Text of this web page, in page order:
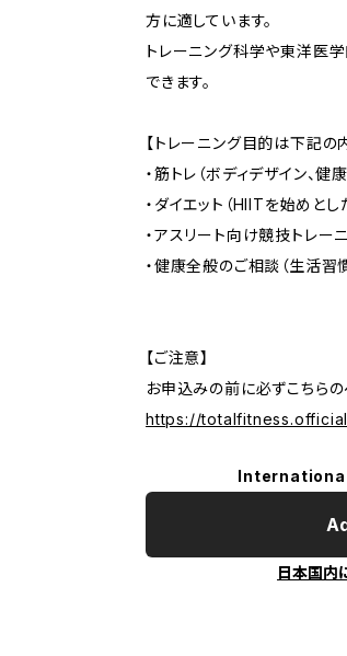
方に適しています。
トレーニング科学や東洋医
できます。
【トレーニング目的は下記の
・筋トレ（ボディデザイン、健
・ダイエット（HIITを始めと
・アスリート向け競技トレー
・健康全般のご相談（生活習
【ご注意】
お申込みの前に必ずこちら
https://
日本国内